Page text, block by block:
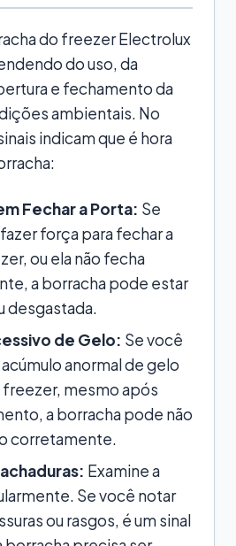
do freezer Electrolux
do uso, da
e fechamento da
ambientais. No
indicam que é hora
Fechar a Porta: Se
força para fechar a
ou ela não fecha
a borracha pode estar
desgastada.
de Gelo: Se você
anormal de gelo
mesmo após
a borracha pode não
corretamente.
Examine a
Se você notar
ou rasgos, é um sinal